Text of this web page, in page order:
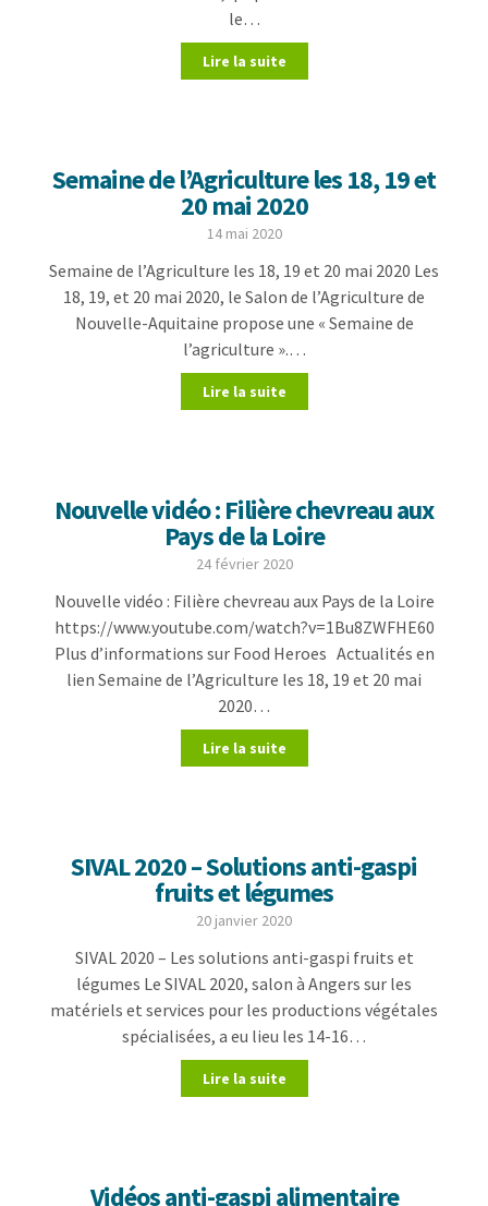
le…
Lire la suite
Semaine de l’Agriculture les 18, 19 et
20 mai 2020
14 mai 2020
Semaine de l’Agriculture les 18, 19 et 20 mai 2020 Les
18, 19, et 20 mai 2020, le Salon de l’Agriculture de
Nouvelle-Aquitaine propose une « Semaine de
l’agriculture ».…
Lire la suite
Nouvelle vidéo : Filière chevreau aux
Pays de la Loire
24 février 2020
Nouvelle vidéo : Filière chevreau aux Pays de la Loire
https://www.youtube.com/watch?v=1Bu8ZWFHE60
Plus d’informations sur Food Heroes Actualités en
lien Semaine de l’Agriculture les 18, 19 et 20 mai
2020…
Lire la suite
SIVAL 2020 – Solutions anti-gaspi
fruits et légumes
20 janvier 2020
SIVAL 2020 – Les solutions anti-gaspi fruits et
légumes Le SIVAL 2020, salon à Angers sur les
matériels et services pour les productions végétales
spécialisées, a eu lieu les 14-16…
Lire la suite
Vidéos anti-gaspi alimentaire